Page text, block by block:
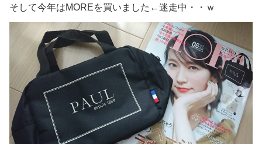
そして今年はMOREを買いました←迷走中・・ｗ